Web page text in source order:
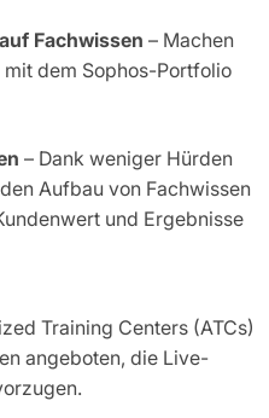
Fachwissen – Machen
mit dem Sophos-Portfolio
– Dank weniger Hürden
Aufbau von Fachwissen
und Ergebnisse
Training Centers (ATCs)
angeboten, die Live-